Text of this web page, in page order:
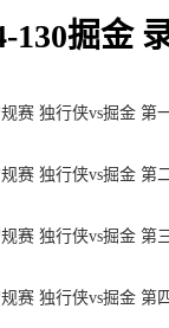
130掘金
赛 独行侠vs掘金 第
赛 独行侠vs掘金 第
赛 独行侠vs掘金 第
赛 独行侠vs掘金 第